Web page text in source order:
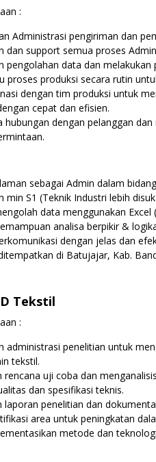
:
Administrasi pengiriman dan
dan support semua proses
pengolahan data dan
proses produksi secara rutin
dengan tim produksi untuk
cepat dan efisien.
hubungan dengan pelanggan
sebagai Admin dalam
min S1 (Teknik Industri lebih
data menggunakan Excel
analisa berpikir &
dengan jelas dan
di Batujajar, Kab.
Tekstil
:
administrasi penelitian untuk
tekstil.
rencana uji coba dan
dan spesifikasi teknis.
laporan penelitian dan
area untuk peningkatan
metode dan